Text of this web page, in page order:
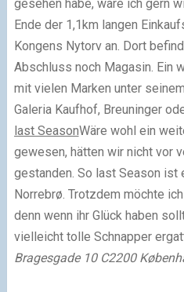
gesehen habe, wäre ich gern
Ende der 1,1km langen
Kongens Nytorv an. Dort
Abschluss noch Magasin. Ein
mit vielen Marken unter
Galeria Kaufhof, Breuninger
last SeasonWäre wohl ein
gewesen, hätten wir nicht vor
gestanden. So last Season ist
Norrebrø. Trotzdem möchte
denn wenn ihr Glück haben
vielleicht tolle Schnapper
Bragesgade 10 C2200